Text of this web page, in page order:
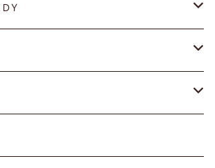
Ｙ